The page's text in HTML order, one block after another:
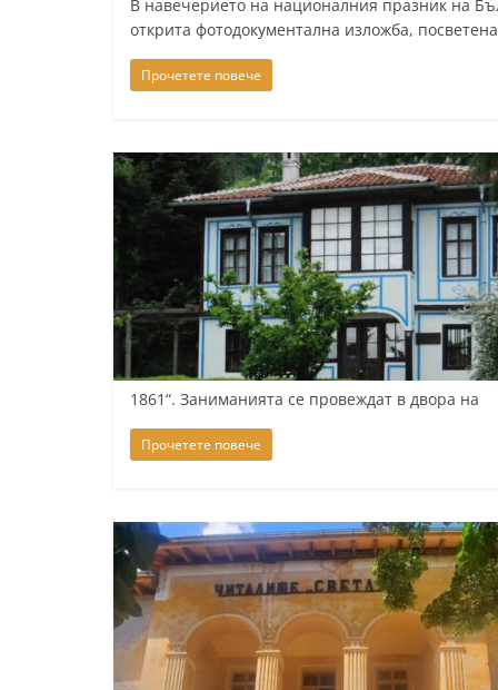
z
a
n
l
a
k
c
В навечерието на националния празник на
открита фотодокументална изложба, посветена
Прочетете повече
1861“. Заниманията се провеждат в двора на
Прочетете повече